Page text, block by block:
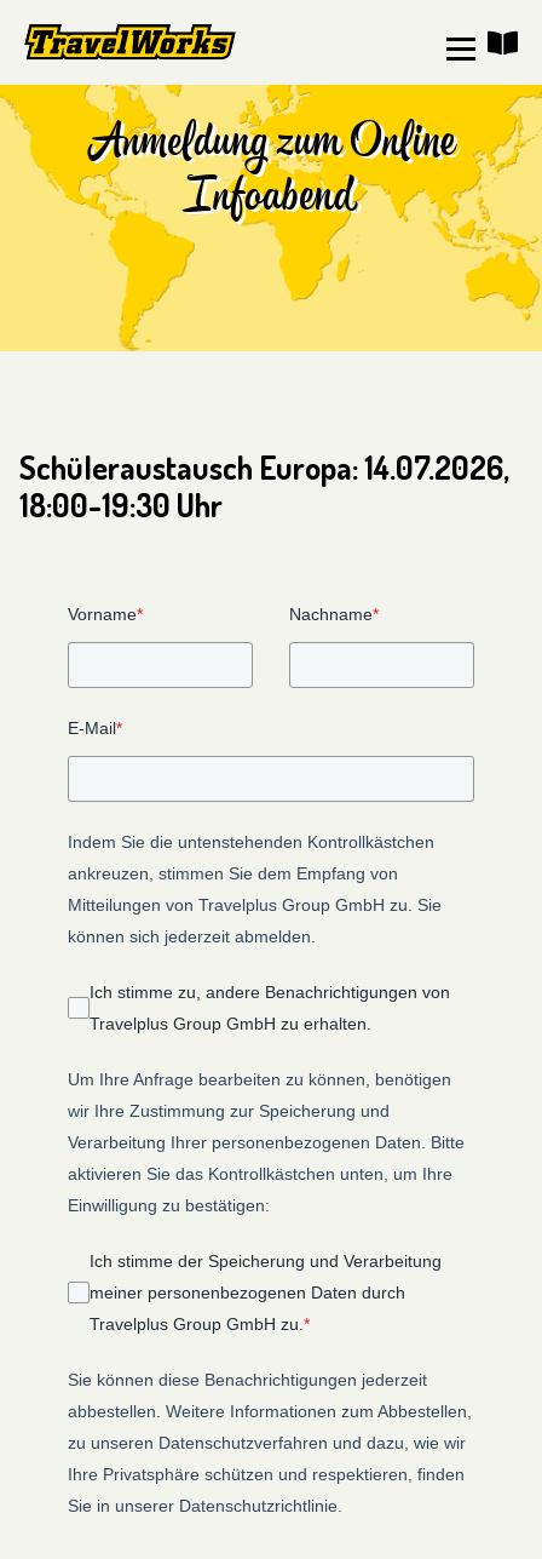
Anmeldung zum Online
Infoabend
Schüleraustausch Europa: 14.07.2026,
18:00-19:30 Uhr
Vorname* Nachname*
E-Mail*
Indem Sie die untenstehenden Kontrollkästchen
ankreuzen, stimmen Sie dem Empfang von
Mitteilungen von Travelplus Group GmbH zu. Sie
können sich jederzeit abmelden.
Ich stimme zu, andere Benachrichtigungen von
Travelplus Group GmbH zu erhalten.
Um Ihre Anfrage bearbeiten zu können, benötigen
wir Ihre Zustimmung zur Speicherung und
Verarbeitung Ihrer personenbezogenen Daten. Bitte
aktivieren Sie das Kontrollkästchen unten, um Ihre
Einwilligung zu bestätigen:
Ich stimme der Speicherung und Verarbeitung
meiner personenbezogenen Daten durch
Travelplus Group GmbH zu.*
Sie können diese Benachrichtigungen jederzeit
abbestellen. Weitere Informationen zum Abbestellen,
zu unseren Datenschutzverfahren und dazu, wie wir
Ihre Privatsphäre schützen und respektieren, finden
Sie in unserer Datenschutzrichtlinie.